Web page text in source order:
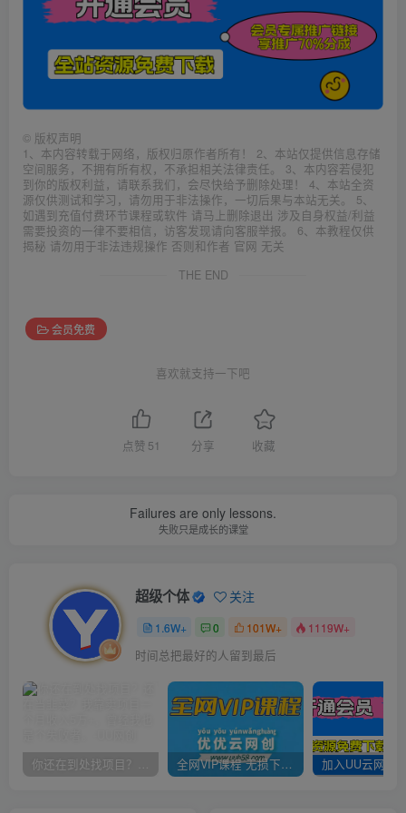
© 版权声明
1、本内容转载于网络，版权归原作者所有！ 2、本站仅提供信息存储
空间服务，不拥有所有权，不承担相关法律责任。 3、本内容若侵犯
到你的版权利益，请联系我们，会尽快给予删除处理！ 4、本站全资
源仅供测试和学习，请勿用于非法操作，一切后果与本站无关。 5、
如遇到充值付费环节课程或软件 请马上删除退出 涉及自身权益/利益
需要投资的一律不要相信，访客发现请向客服举报。 6、本教程仅供
揭秘 请勿用于非法违规操作 否则和作者 官网 无关
THE END
会员免费
喜欢就支持一下吧
点赞 51 分享 收藏
Failures are only lessons.
失败只是成长的课堂
超级个体 关注
1.6W+ 0 101W+ 1119W+
时间总把最好的人留到最后
你还在到处找项目？还在当韭菜？我靠卖项目一个月收入5万+，曾经我也是个失败者。 全网VIP课程 无损下载~